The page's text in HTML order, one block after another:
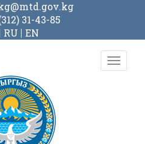
31-43-85
RU EN
Toggle